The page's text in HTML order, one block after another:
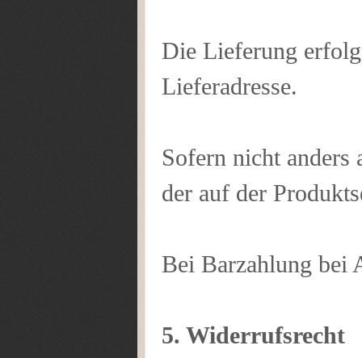
Die Lieferung
Lieferadresse.
Sofern nicht anders
der auf der
Bei Barzahlung bei
5. Widerrufsrecht